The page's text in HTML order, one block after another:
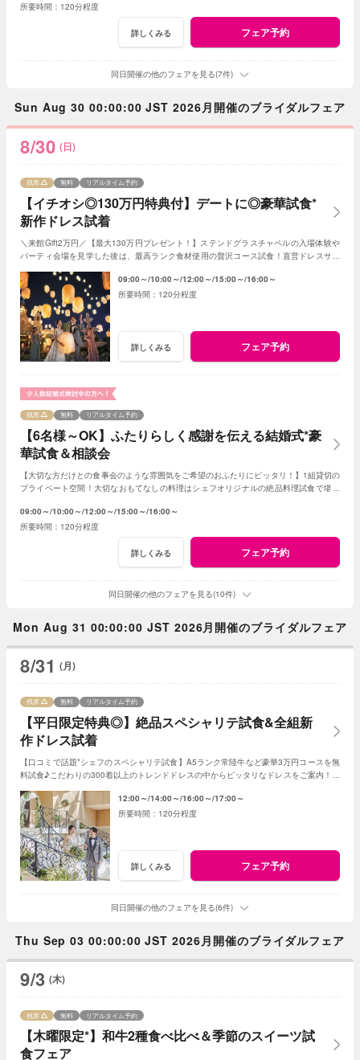
120分程度
詳しくみる フェア予約
同日開催の他のフェアを見る(7件)
Sun Aug 30 00:00:00 JST 2026月開催のブライダルフェア
8/30 (日)
【イチオシ◎130万円特典付】デートに◎豪華試食*
新作ドレス試着
残席 無料 リアルタイム予約
＼来館Gift2万円／【最大130万円プレゼント！】ステンドグラスチャペルの入場体験や
パーティ会場を見学した後は、最高ランク食材使用の贅沢コース試食！直営ドレスサロ
09:00～ 10:00～ 12:00～ 15:00～ 16:00～
120分程度
詳しくみる フェア予約
【6名様～OK】ふたりらしく感謝を伝える結婚式*豪
華試食＆相談会
残席 無料 リアルタイム予約
【大切な方だけとの食事会のような雰囲気をご希望のおふたりにピッタリ！】1組貸切の
プライベート空間！大切なおもてなしの料理はシェフオリジナルの絶品料理試食で堪能
09:00～ 10:00～ 12:00～ 15:00～ 16:00～
120分程度
詳しくみる フェア予約
同日開催の他のフェアを見る(10件)
Mon Aug 31 00:00:00 JST 2026月開催のブライダルフェア
8/31 (月)
【平日限定特典◎】絶品スペシャリテ試食&全組新
作ドレス試着
残席 無料 リアルタイム予約
【口コミで話題*シェフのスペシャリテ試食】A5ランク常陸牛など豪華3万円コースを無
料試食♪こだわりの300着以上のトレンドドレスの中からピッタリなドレスをご案内！会
12:00～ 14:00～ 16:00～ 17:00～
120分程度
詳しくみる フェア予約
同日開催の他のフェアを見る(6件)
Thu Sep 03 00:00:00 JST 2026月開催のブライダルフェア
9/3 (木)
【木曜限定*】和牛2種食べ比べ＆季節のスイーツ試
食フェア
残席 無料 リアルタイム予約